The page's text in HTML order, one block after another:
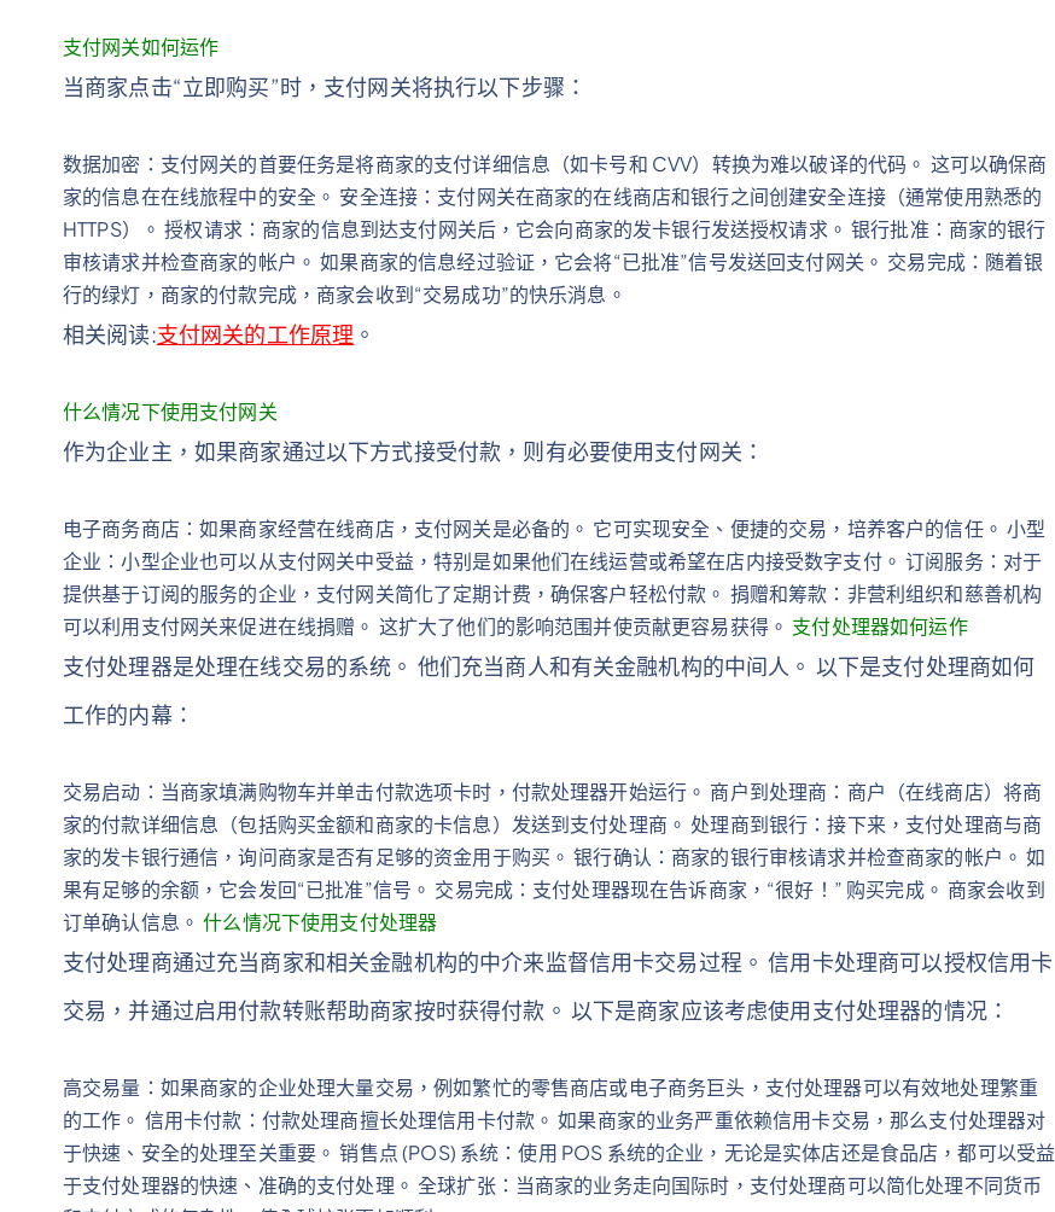
支付网关如何运作
当商家点击“立即购买”时，支付网关将执行以下步骤：
数据加密：支付网关的首要任务是将商家的支付详细信息（如卡号和 CVV）转换为难以破译的代码。 这可以确保商
家的信息在在线旅程中的安全。 安全连接：支付网关在商家的在线商店和银行之间创建安全连接（通常使用熟悉的
HTTPS）。 授权请求：商家的信息到达支付网关后，它会向商家的发卡银行发送授权请求。 银行批准：商家的银行
审核请求并检查商家的帐户。 如果商家的信息经过验证，它会将“已批准”信号发送回支付网关。 交易完成：随着银
行的绿灯，商家的付款完成，商家会收到“交易成功”的快乐消息。
相关阅读:支付网关的工作原理 。
什么情况下使用支付网关
作为企业主，如果商家通过以下方式接受付款，则有必要使用支付网关：
电子商务商店：如果商家经营在线商店，支付网关是必备的。 它可实现安全、便捷的交易，培养客户的信任。 小型
企业：小型企业也可以从支付网关中受益，特别是如果他们在线运营或希望在店内接受数字支付。 订阅服务：对于
提供基于订阅的服务的企业，支付网关简化了定期计费，确保客户轻松付款。 捐赠和筹款：非营利组织和慈善机构
可以利用支付网关来促进在线捐赠。 这扩大了他们的影响范围并使贡献更容易获得。 支付处理器如何运作
支付处理器是处理在线交易的系统。 他们充当商人和有关金融机构的中间人。 以下是支付处理商如何
工作的内幕：
交易启动：当商家填满购物车并单击付款选项卡时，付款处理器开始运行。 商户到处理商：商户（在线商店）将商
家的付款详细信息（包括购买金额和商家的卡信息）发送到支付处理商。 处理商到银行：接下来，支付处理商与商
家的发卡银行通信，询问商家是否有足够的资金用于购买。 银行确认：商家的银行审核请求并检查商家的帐户。 如
果有足够的余额，它会发回“已批准”信号。 交易完成：支付处理器现在告诉商家，“很好！” 购买完成。 商家会收到
订单确认信息。什么情况下使用支付处理器
支付处理商通过充当商家和相关金融机构的中介来监督信用卡交易过程。 信用卡处理商可以授权信用卡
交易，并通过启用付款转账帮助商家按时获得付款。 以下是商家应该考虑使用支付处理器的情况：
高交易量：如果商家的企业处理大量交易，例如繁忙的零售商店或电子商务巨头，支付处理器可以有效地处理繁重
的工作。 信用卡付款：付款处理商擅长处理信用卡付款。 如果商家的业务严重依赖信用卡交易，那么支付处理器对
于快速、安全的处理至关重要。 销售点 (POS) 系统：使用 POS 系统的企业，无论是实体店还是食品店，都可以受益
于支付处理器的快速、准确的支付处理。 全球扩张：当商家的业务走向国际时，支付处理商可以简化处理不同货币